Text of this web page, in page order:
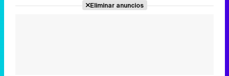
Eliminar anuncios